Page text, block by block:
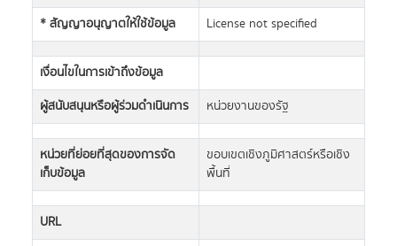
* สัญญาอนุญาตให้ใช้ข้อมูล
License not specified
เงื่อนไขในการเข้าถึงข้อมูล
ผู้สนับสนุนหรือผู้ร่วมดำเนินการ
หน่วยงานของรัฐ
หน่วยที่ย่อยที่สุดของการจัด
เก็บข้อมูล
ขอบเขตเชิงภูมิศาสตร์หรือเชิง
พื้นที่
URL